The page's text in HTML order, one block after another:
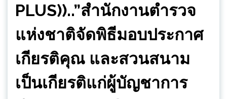
PLUS))..”สำนักงานตำรวจ
แห่งชาติจัดพิธีมอบประกาศ
เกียรติคุณ และสวนสนาม
เป็นเกียรติแก่ผู้บัญชาการ